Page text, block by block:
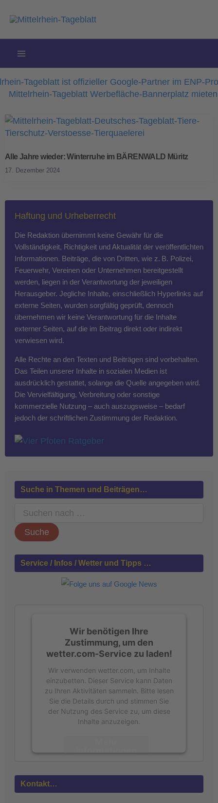
Inhalt
Alle Jahre wieder: Winterruhe im BÄRENWALD Müritz
17. Dezember 2024
Haftung und Urheberrecht
Die Redaktion übernimmt keine Gewähr für die
Vollständigkeit, Richtigkeit und Aktualität der veröffentlichten
Informationen. Beiträge, die von Dritten, wie z. B. Polizei,
Feuerwehr, Vereinen oder Unternehmen bereitgestellt
werden, liegen in der Verantwortung der jeweiligen
Herausgeber. Jegliche Inhalte, einschließlich Hyperlinks auf
externe Seiten, wurden sorgfältig geprüft, dennoch
übernehmen wir keine Verantwortung für die Inhalte
externer Seiten, auf die im Beitrag direkt oder indirekt
verwiesen wird.
Alle Rechte an den Texten und Beiträgen sind vorbehalten.
Das Teilen unserer Inhalte in sozialen Medien ist
ausdrücklich gestattet, solange die Quelle angegeben wird.
Die Vervielfältigung, Verbreitung oder sonstige
kommerzielle Nutzung – auch auszugsweise – bedarf
jedoch der schriftlichen Zustimmung der Redaktion.
Suche in Themen und Beiträgen…
c
h
n
Service / Infos / Wetter und Tipps …
Wir benötigen Ihre
Zustimmung, um den
wetter.com-Service zu laden!
Wir verwenden wetter.com, um Inhalte
einzubetten. Dieser Service kann Daten
zu Ihren Aktivitäten sammeln. Bitte lesen
Sie die Details durch und stimmen Sie
der Nutzung des Service zu, um diese
Inhalte anzuzeigen.
Informationen
powered by
Kontakt…